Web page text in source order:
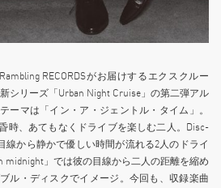
Rambling RECORDSがお届けするエクスクルー
シリーズ「Urban Night Cruise」の第二弾アル
ーマは「イン・ア・ジェントル・タイム」。
時、あてもなくドライブを楽しむ二人。Disc-
線から静かで優しい時間が流れる2人のドライ
midnight」では彼の目線から二人の距離を縮め
ル・ディスクでイメージ。今回も、収録楽曲